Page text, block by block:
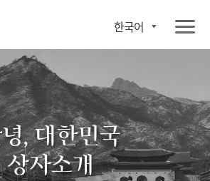
한국어
, 대한민국
상자소개